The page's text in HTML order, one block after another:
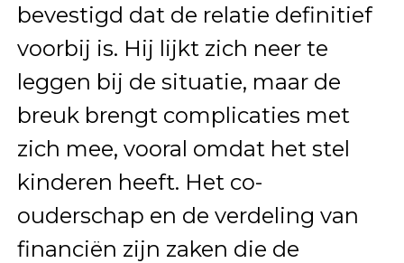
bevestigd dat de relatie definitief
voorbij is. Hij lijkt zich neer te
leggen bij de situatie, maar de
breuk brengt complicaties met
zich mee, vooral omdat het stel
kinderen heeft. Het co-
ouderschap en de verdeling van
financiën zijn zaken die de